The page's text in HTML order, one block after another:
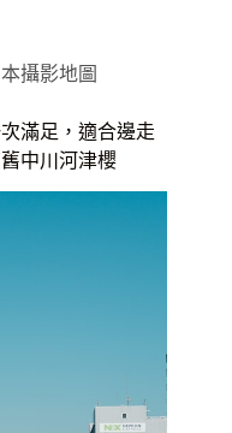
本攝影地圖
滿足，適合邊走
中川河津櫻